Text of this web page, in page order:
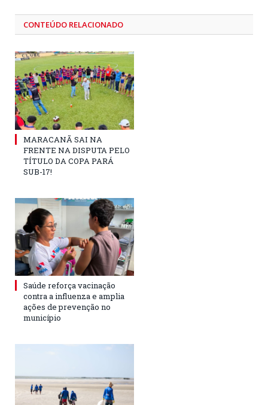
CONTEÚDO RELACIONADO
MARACANÃ SAI NA
FRENTE NA DISPUTA PELO
TÍTULO DA COPA PARÁ
SUB-17!
Saúde reforça vacinação
contra a influenza e amplia
ações de prevenção no
município